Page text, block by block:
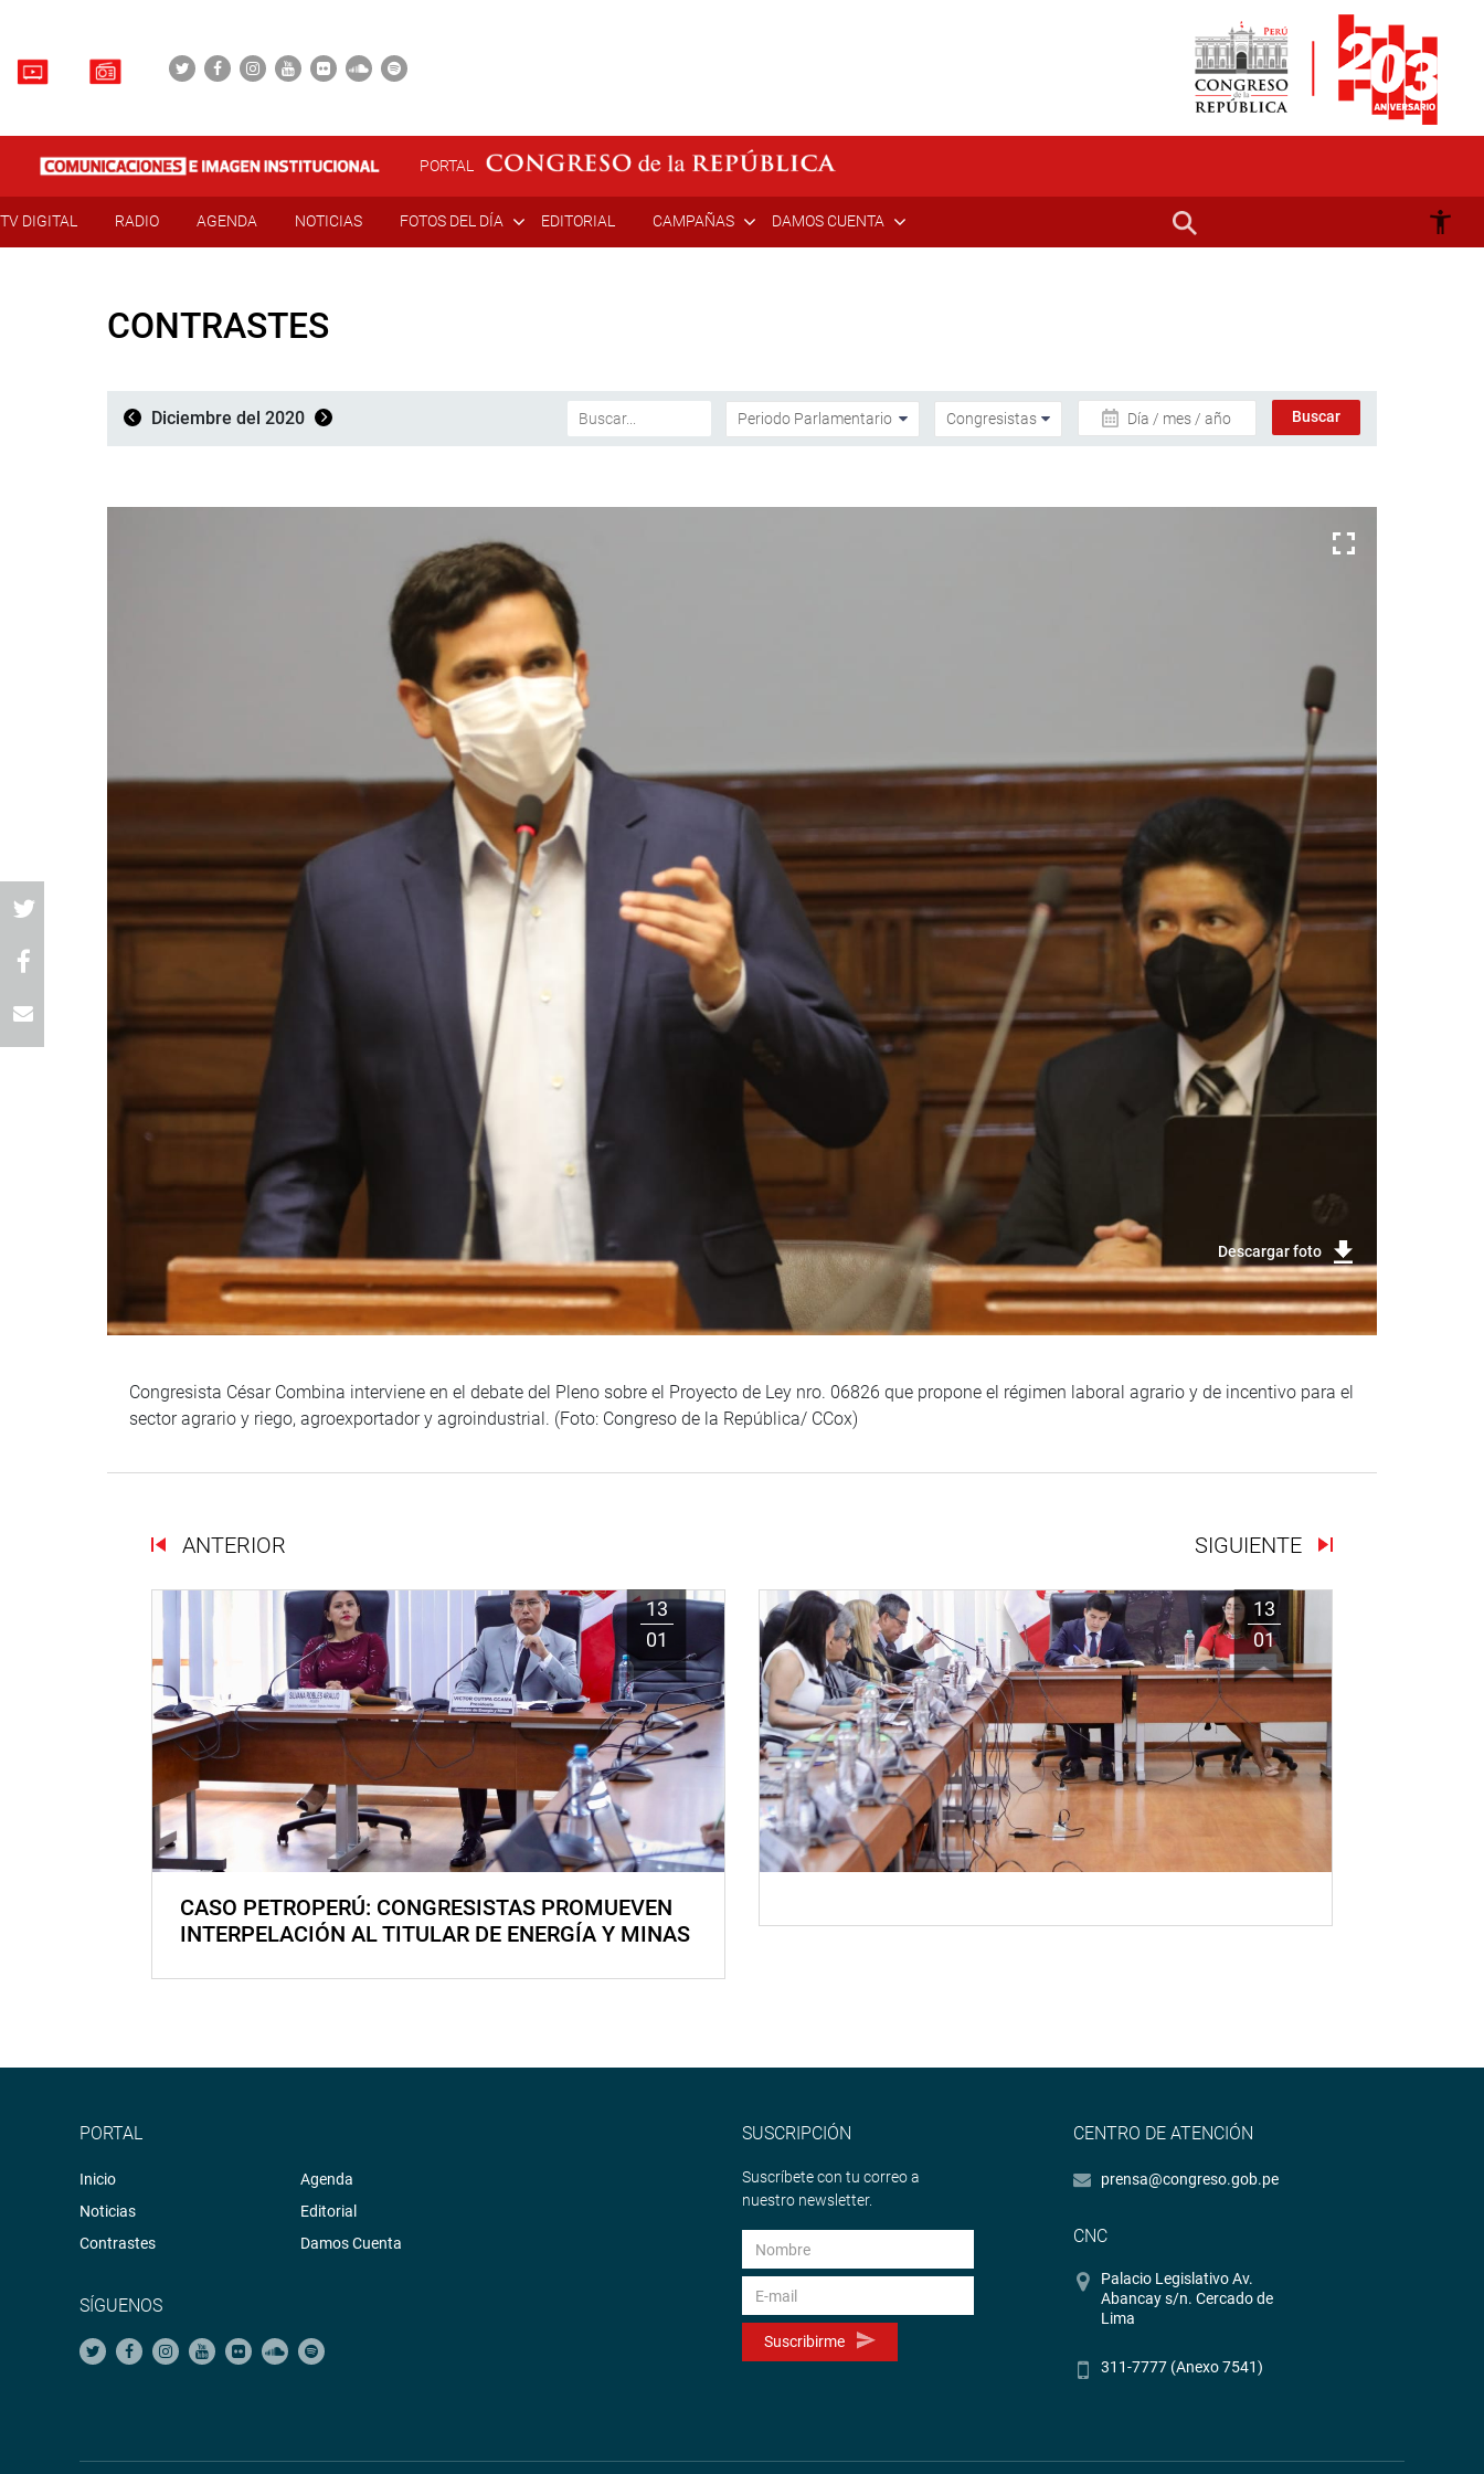
PORTAL
TV DIGITAL RADIO AGENDA NOTICIAS FOTOS DEL DÍA EDITORIAL CAMPAÑAS DAMOS CUENTA
CONTRASTES
Diciembre del 2020 Día / mes / año
Descargar foto
Congresista César Combina interviene en el debate del Pleno sobre el Proyecto de Ley nro. 06826 que propone el régimen laboral agrario y de incentivo para el
sector agrario y riego, agroexportador y agroindustrial. (Foto: Congreso de la República/ CCox)
ANTERIOR SIGUIENTE
13
01
CASO PETROPERÚ: CONGRESISTAS PROMUEVEN
INTERPELACIÓN AL TITULAR DE ENERGÍA Y MINAS
13
01
PORTAL
Inicio
Noticias
Contrastes
Agenda
Editorial
Damos Cuenta
SÍGUENOS
SUSCRIPCIÓN
Suscríbete con tu correo a
nuestro newsletter.
Suscribirme
CENTRO DE ATENCIÓN
prensa@congreso.gob.pe
CNC
Palacio Legislativo Av.
Abancay s/n. Cercado de
Lima
311-7777 (Anexo 7541)